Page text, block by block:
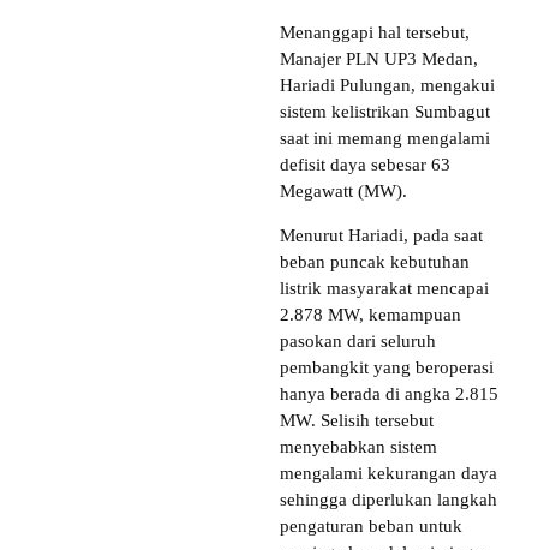
Menanggapi hal tersebut,
Manajer PLN UP3 Medan,
Hariadi Pulungan, mengakui
sistem kelistrikan Sumbagut
saat ini memang mengalami
defisit daya sebesar 63
Megawatt (MW).
Menurut Hariadi, pada saat
beban puncak kebutuhan
listrik masyarakat mencapai
2.878 MW, kemampuan
pasokan dari seluruh
pembangkit yang beroperasi
hanya berada di angka 2.815
MW. Selisih tersebut
menyebabkan sistem
mengalami kekurangan daya
sehingga diperlukan langkah
pengaturan beban untuk